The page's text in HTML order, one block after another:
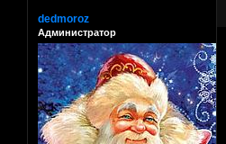
dedmoroz
Администратор